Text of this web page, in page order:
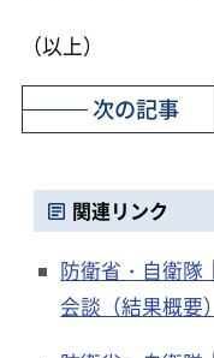
（以上）
次の記事
関連リンク
防衛省・自衛隊
会談（結果概要）